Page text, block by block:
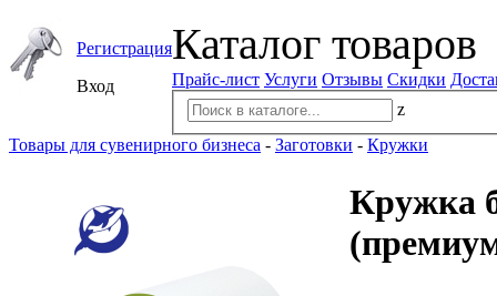
Регистрация
Вход
Каталог товаров
Прайс-лист Услуги Отзывы Скидки
z
Товары для сувенирного бизнеса - Заготовки - Кружки
Кружка